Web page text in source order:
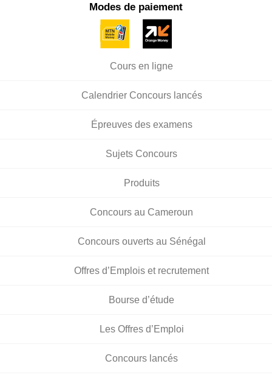
Modes de paiement
Cours en ligne
Calendrier Concours lancés
Épreuves des examens
Sujets Concours
Produits
Concours au Cameroun
Concours ouverts au Sénégal
Offres d’Emplois et recrutement
Bourse d’étude
Les Offres d’Emploi
Concours lancés